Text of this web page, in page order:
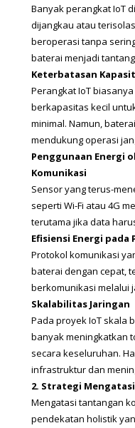
Banyak perangkat IoT
dijangkau atau
beroperasi tanpa
baterai menjadi
Keterbatasan
Perangkat IoT
berkapasitas kecil
minimal. Namun,
mendukung operasi
Penggunaan Energi
Komunikasi
Sensor yang terus-
seperti Wi-Fi atau 4G
terutama jika data
Efisiensi Energi
Protokol komunikasi
baterai dengan cepat,
berkomunikasi melalui
Skalabilitas Jaringan
Pada proyek IoT skala
banyak meningkatkan
secara keseluruhan.
infrastruktur dan
2. Strategi
Mengatasi tantangan
pendekatan holistik